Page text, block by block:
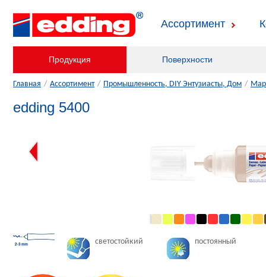
Ассортимент
Продукция Поверхности
Главная / Ассортимент / Промышленность, DIY Энтузиасты, Дом /
edding 5400
светостойкий постоянный